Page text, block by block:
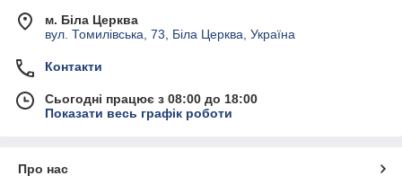
м. Біла Церква
вул. Томилівська, 73, Біла Церква, Україна
Контакти
Сьогодні працює з 08:00 до 18:00
Показати весь графік роботи
Про нас